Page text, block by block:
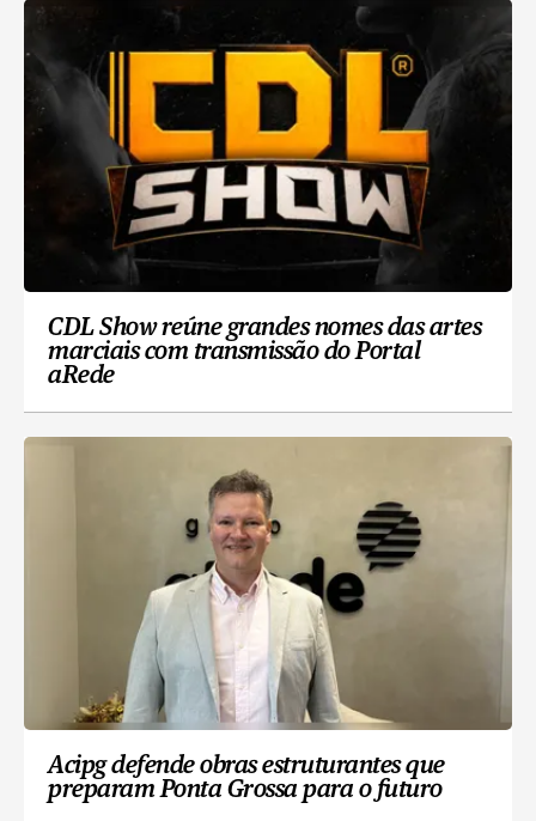
CDL Show reúne grandes nomes das artes
marciais com transmissão do Portal
aRede
Acipg defende obras estruturantes que
preparam Ponta Grossa para o futuro